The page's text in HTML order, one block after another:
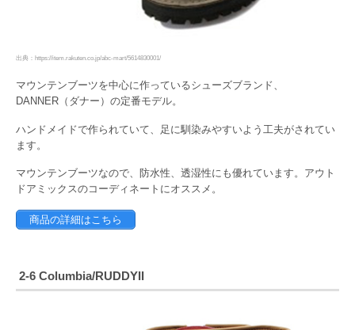
出典：https://item.rakuten.co.jp/abc-mart/5614830001/
マウンテンブーツを中心に作っているシューズブランド、
DANNER（ダナー）の定番モデル。
ハンドメイドで作られていて、足に馴染みやすいよう工夫がされてい
ます。
マウンテンブーツなので、防水性、透湿性にも優れています。アウト
ドアミックスのコーディネートにオススメ。
商品の詳細はこちら
2-6 Columbia/RUDDYII